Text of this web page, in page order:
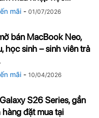
mãi - 01/07/2026
bán MacBook Neo,
học sinh – sinh viên trả
mãi - 10/04/2026
S26 Series, gần
đặt mua tại